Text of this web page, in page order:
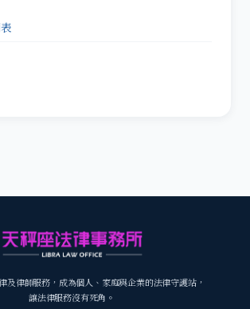
及律師服務，成為個人、家庭與企業的法律守護站，
讓法律服務沒有死角。